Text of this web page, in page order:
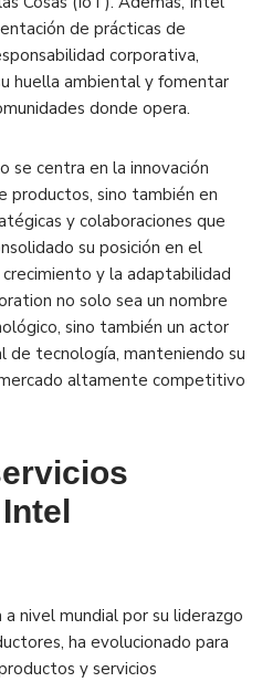
de prácticas de
corporativa,
huella ambiental y fomentar
donde opera.
se centra en la innovación
productos, sino también en
y colaboraciones que
su posición en el
y la adaptabilidad
no solo sea un nombre
sino también un actor
de tecnología, manteniendo su
altamente competitivo
nivel mundial por su liderazgo
ha evolucionado para
y servicios